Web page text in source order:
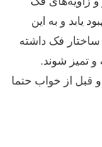
یابد و به این
فک داشته
و تمیز شوند.
قبل از خواب حتما